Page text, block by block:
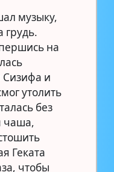
музыку,
грудь.
на
Сизифа и
утолить
без
чаша,
Геката
чтобы